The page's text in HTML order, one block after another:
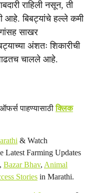
राहिली नसून, ती
आहे. बिबट्यांचे हल्ले कमी
साखर
अंशतः शिकारीची
वाढतच चालले आहे.
पाहण्यासाठीक्लिक
& Watch
Latest Farming Updates
, Bazar Bhav, Animal
Stories in Marathi.